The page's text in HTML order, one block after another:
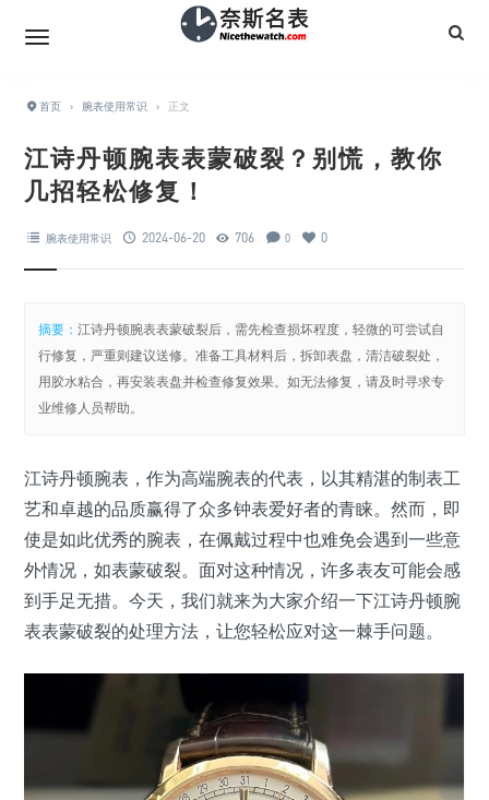
首页 › 腕表使用常识 › 正文
江诗丹顿腕表表蒙破裂？别慌，教你
几招轻松修复！
腕表使用常识 2024-06-20 706 0 0
摘要：江诗丹顿腕表表蒙破裂后，需先检查损坏程度，轻微的可尝试自
行修复，严重则建议送修。准备工具材料后，拆卸表盘，清洁破裂处，
用胶水粘合，再安装表盘并检查修复效果。如无法修复，请及时寻求专
业维修人员帮助。
江诗丹顿腕表，作为高端腕表的代表，以其精湛的制表工
艺和卓越的品质赢得了众多钟表爱好者的青睐。然而，即
使是如此优秀的腕表，在佩戴过程中也难免会遇到一些意
外情况，如表蒙破裂。面对这种情况，许多表友可能会感
到手足无措。今天，我们就来为大家介绍一下江诗丹顿腕
表表蒙破裂的处理方法，让您轻松应对这一棘手问题。